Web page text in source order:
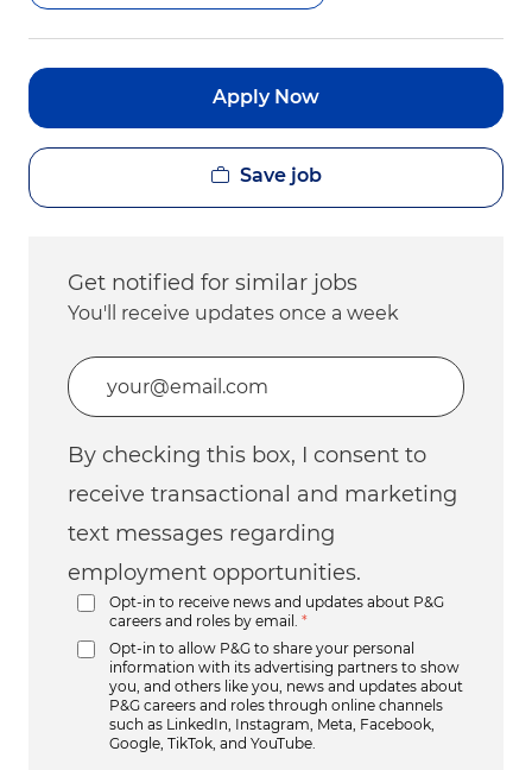
Apply Now
Save job
Get notified for similar jobs
You'll receive updates once a week
Enter Email address (Required)
By checking this box, I consent to
receive transactional and marketing
text messages regarding
employment opportunities.
Opt-in to receive news and updates about P&G
careers and roles by email.
*
Opt-in to allow P&G to share your personal
information with its advertising partners to show
you, and others like you, news and updates about
P&G careers and roles through online channels
such as LinkedIn, Instagram, Meta, Facebook,
Google, TikTok, and YouTube.